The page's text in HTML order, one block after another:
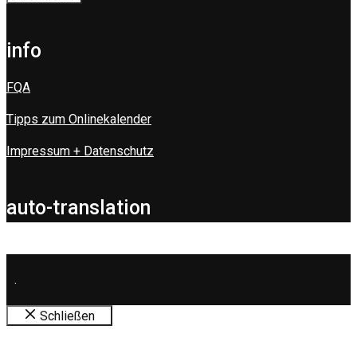
info
FQA
Tipps zum Onlinekalender
Impressum + Datenschutz
auto-translation
.
Schließen